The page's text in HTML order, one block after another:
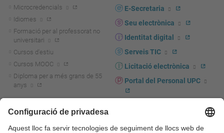
Microcredencials
Idiomes
Formació per al professorat no
universitari
Cursos d'estiu
Cursos MOOC
Diploma per a més grans de 55
anys
Actualitat R+D+I
La recerca a la UPC
E-Secretaria
Seu electrònica
Identitat digital
Serveis TIC
Licitació electrònica
Portal del Personal UPC